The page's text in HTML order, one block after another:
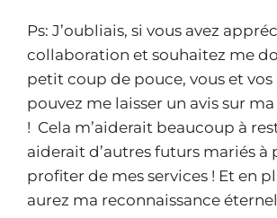
Ps: J’oubliais, si vous avez
collaboration et souhaitez me
petit coup de pouce, vous et vos
pouvez me laisser un avis sur
! Cela m’aiderait beaucoup à
aiderait d’autres futurs mariés à
profiter de mes services ! Et en
aurez ma reconnaissance